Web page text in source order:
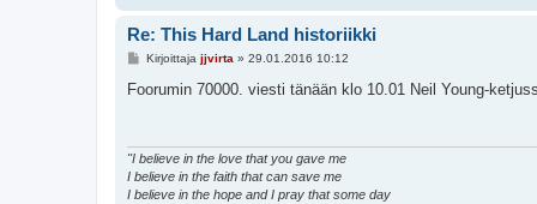
Re: This Hard Land historiikki
V
e
Kirjoittaja jjvirta » 29.01.2016 10:12
Foorumin 70000. viesti tänään klo 10.01 Neil Young-
"I believe in the love that you gave me
I believe in the faith that can save me
I believe in the hope and I pray that some day